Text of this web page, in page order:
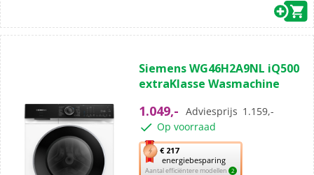
van
de
sterren.
41
beoordelingen
Siemens WG46H2A9NL iQ500
extraKlasse Wasmachine
1.049,- Adviesprijs 1.159,-
Op voorraad
€ 217
energiebesparing
Aantal efficiëntere modellen 2
Met
deze